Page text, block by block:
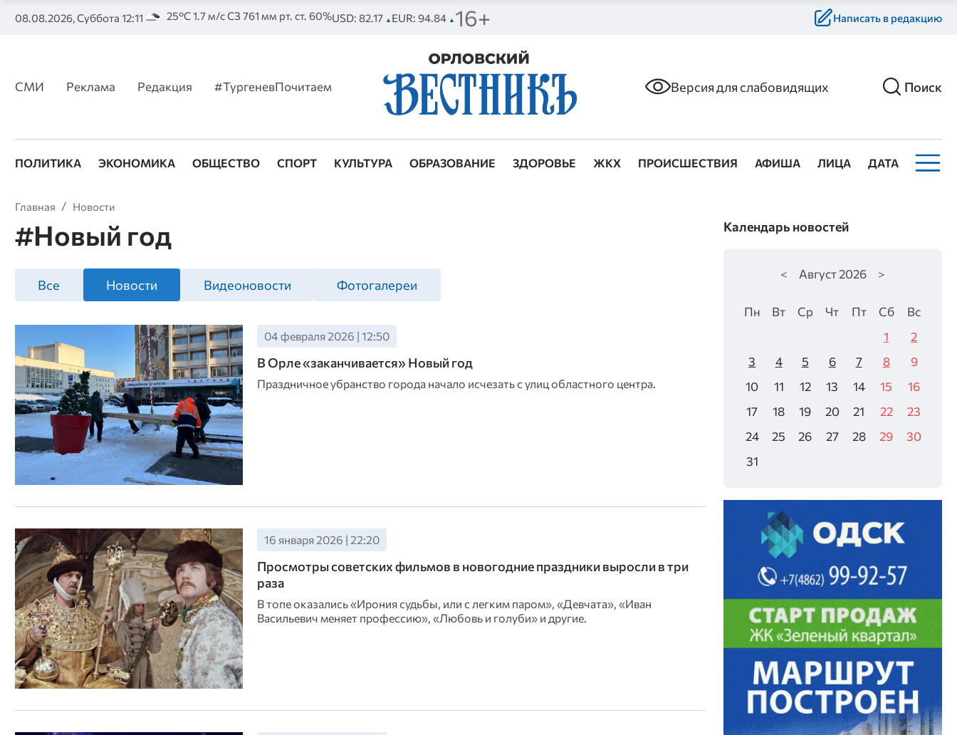
08.08.2026, Суббота 12:11 25°C 1.7 м/с СЗ 761 мм рт. ст. 60%USD: 82.17 ▲ EUR: 94.84 ▲ 16+ Написать в редакцию
СМИ Реклама Редакция #ТургеневПочитаем Версия для слабовидящих Поиск
ПОЛИТИКА ЭКОНОМИКА ОБЩЕСТВО СПОРТ КУЛЬТУРА ОБРАЗОВАНИЕ ЗДОРОВЬЕ ЖКХ ПРОИСШЕСТВИЯ АФИША ЛИЦА ДАТА
Главная Новости
#Новый год
Все Новости Видеоновости Фотогалереи
04 февраля 2026 | 12:50
В Орле «заканчивается» Новый год
Праздничное убранство города начало исчезать с улиц областного центра.
16 января 2026 | 22:20
Просмотры советских фильмов в новогодние праздники выросли в три
раза
В топе оказались «Ирония судьбы, или с легким паром», «Девчата», «Иван
Васильевич меняет профессию», «Любовь и голуби» и другие.
Календарь новостей
< Август2026 >
Пн Вт Ср Чт Пт Сб
Вс
1
2
3
4 5 6 7 8
9
10
11 12 13 14 15
16
17
18 19 20 21 22
23
24
25 26 27 28 29
30
31